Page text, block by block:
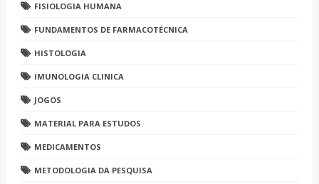
FISIOLOGIA HUMANA
FUNDAMENTOS DE FARMACOTÉCNICA
HISTOLOGIA
IMUNOLOGIA CLINICA
JOGOS
MATERIAL PARA ESTUDOS
MEDICAMENTOS
METODOLOGIA DA PESQUISA